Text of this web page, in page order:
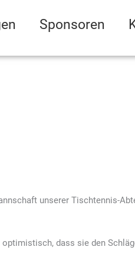
Sponsoren
unserer Tischtennis-
dass sie den